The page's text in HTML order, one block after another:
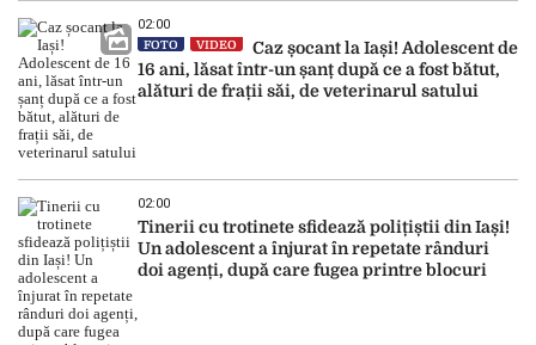
02:00
FOTO VIDEO
Caz șocant la Iași! Adolescent de
16 ani, lăsat într-un șanț după ce a fost bătut,
alături de frații săi, de veterinarul satului
02:00
Tinerii cu trotinete sfidează polițiștii din Iași!
Un adolescent a înjurat în repetate rânduri
doi agenți, după care fugea printre blocuri